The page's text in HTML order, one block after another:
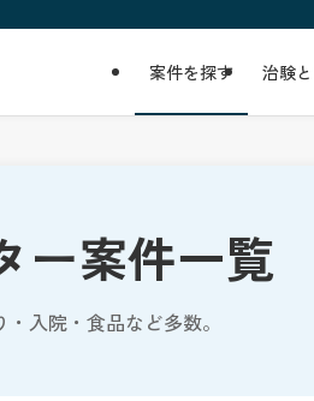
案件を探す 治験
ー案件一覧
入院・食品など多数。